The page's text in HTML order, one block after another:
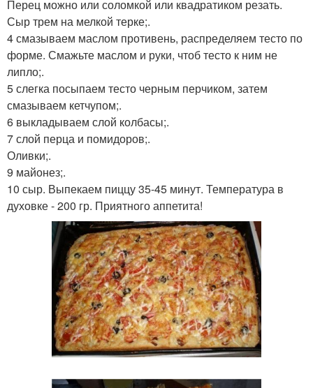
Перец можно или соломкой или квадратиком резать.
Сыр трем на мелкой терке;.
4 смазываем маслом противень, распределяем тесто по
форме. Смажьте маслом и руки, чтоб тесто к ним не
липло;.
5 слегка посыпаем тесто черным перчиком, затем
смазываем кетчупом;.
6 выкладываем слой колбасы;.
7 слой перца и помидоров;.
Оливки;.
9 майонез;.
10 сыр. Выпекаем пиццу 35-45 минут. Температура в
духовке - 200 гр. Приятного аппетита!